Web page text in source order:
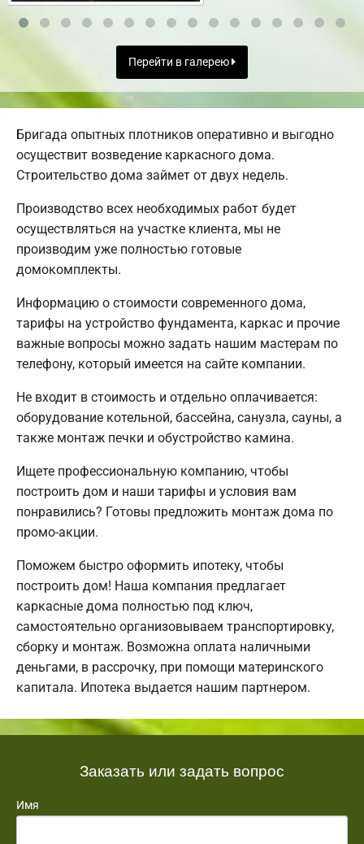
Перейти в галерею
Бригада опытных плотников оперативно и выгодно
осуществит возведение каркасного дома.
Строительство дома займет от двух недель.
Производство всех необходимых работ будет
осуществляться на участке клиента, мы не
производим уже полностью готовые
домокомплекты.
Информацию о стоимости современного дома,
тарифы на устройство фундамента, каркас и прочие
важные вопросы можно задать нашим мастерам по
телефону, который имеется на сайте компании.
Не входит в стоимость и отдельно оплачивается:
оборудование котельной, бассейна, санузла, сауны, а
также монтаж печки и обустройство камина.
Ищете профессиональную компанию, чтобы
построить дом и наши тарифы и условия вам
понравились? Готовы предложить монтаж дома по
промо-акции.
Поможем быстро оформить ипотеку, чтобы
построить дом! Наша компания предлагает
каркасные дома полностью под ключ,
самостоятельно организовываем транспортировку,
сборку и монтаж. Возможна оплата наличными
деньгами, в рассрочку, при помощи материнского
капитала. Ипотека выдается нашим партнером.
Заказать или задать вопрос
Имя